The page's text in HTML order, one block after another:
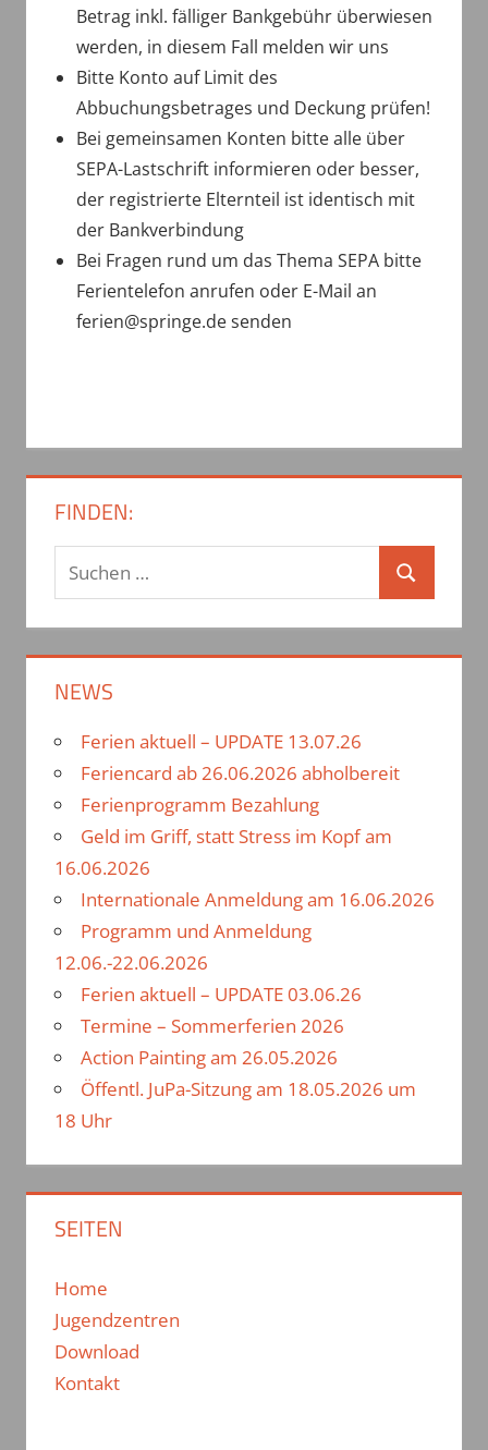
Betrag inkl. fälliger Bankgebühr überwiesen
werden, in diesem Fall melden wir uns
Bitte Konto auf Limit des
Abbuchungsbetrages und Deckung prüfen!
Bei gemeinsamen Konten bitte alle über
SEPA-Lastschrift informieren oder besser,
der registrierte Elternteil ist identisch mit
der Bankverbindung
Bei Fragen rund um das Thema SEPA bitte
Ferientelefon anrufen oder E-Mail an
ferien@springe.de senden
FINDEN:
u
c
h
e
n
a
c
h
c
NEWS
Ferien aktuell – UPDATE 13.07.26
Feriencard ab 26.06.2026 abholbereit
Ferienprogramm Bezahlung
Geld im Griff, statt Stress im Kopf am
16.06.2026
Internationale Anmeldung am 16.06.2026
Programm und Anmeldung
12.06.-22.06.2026
Ferien aktuell – UPDATE 03.06.26
Termine – Sommerferien 2026
Action Painting am 26.05.2026
Öffentl. JuPa-Sitzung am 18.05.2026 um
18 Uhr
SEITEN
Home
Jugendzentren
Download
Kontakt